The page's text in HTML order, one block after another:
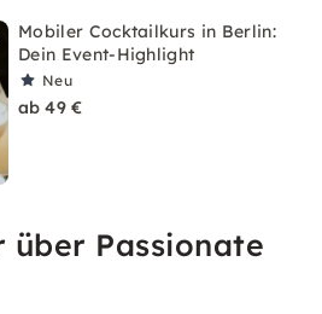
Mobiler Cocktailkurs in Berlin:
Dein Event-Highlight
Neu
ab 49 €
über Passionate